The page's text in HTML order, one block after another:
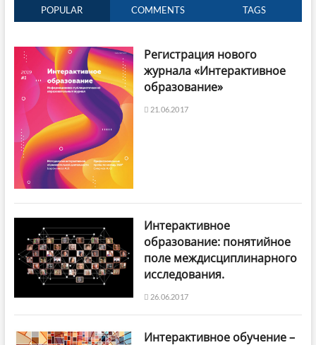
POPULAR COMMENTS TAGS
Регистрация нового
журнала «Интерактивное
образование»
21.06.2017
Интерактивное
образование: понятийное
поле междисциплинарного
исследования.
26.06.2017
Интерактивное обучение –